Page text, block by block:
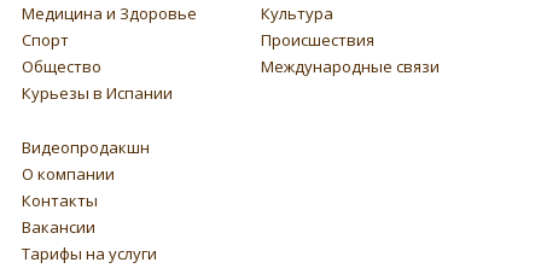
Медицина и Здоровье
Культура
Спорт
Происшествия
Общество
Международные связи
Курьезы в Испании
Видеопродакшн
О компании
Контакты
Вакансии
Тарифы на услуги